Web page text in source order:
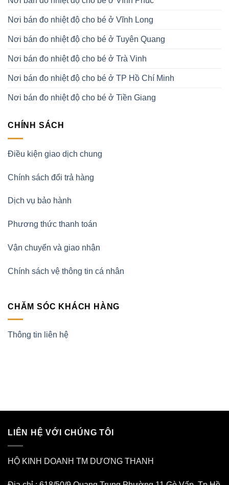
Nơi bán đo nhiệt độ cho bé ở Vĩnh Long
Nơi bán đo nhiệt độ cho bé ở Tuyên Quang
Nơi bán đo nhiệt độ cho bé ở Trà Vinh
Nơi bán đo nhiệt độ cho bé ở TP Hồ Chí Minh
Nơi bán đo nhiệt độ cho bé ở Tiền Giang
CHÍNH SÁCH
Điều kiện giao dịch chung
Chính sách đổi trả hàng
Dịch vụ bảo hành
Phương thức thanh toán
Vận chuyển và giao nhận
Chính sách vệ thông tin cá nhân
CHĂM SÓC KHÁCH HÀNG
Thông tin liên hệ
LIÊN HỆ VỚI CHÚNG TÔI
HỘ KINH DOANH TM DƯƠNG THANH